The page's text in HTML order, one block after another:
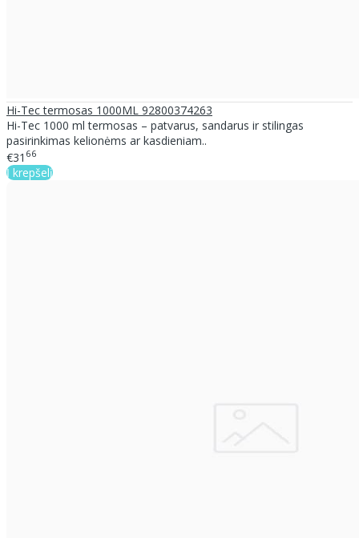
Hi-Tec termosas 1000ML 92800374263
Hi-Tec 1000 ml termosas – patvarus, sandarus ir stilingas
pasirinkimas kelionėms ar kasdieniam..
€31 66
Į krepšelį